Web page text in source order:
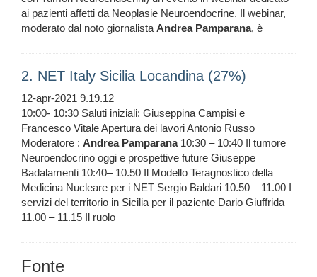
ai pazienti affetti da Neoplasie Neuroendocrine. Il webinar,
moderato dal noto giornalistaAndrea Pamparana, è
2. NET Italy Sicilia Locandina (27%)
12-apr-2021 9.19.12
10:00- 10:30 Saluti iniziali: Giuseppina Campisi e
Francesco Vitale Apertura dei lavori Antonio Russo
Moderatore : Andrea Pamparana10:30 – 10:40 Il tumore
Neuroendocrino oggi e prospettive future Giuseppe
Badalamenti 10:40– 10.50 Il Modello Teragnostico della
Medicina Nucleare per i NET Sergio Baldari 10.50 – 11.00 I
servizi del territorio in Sicilia per il paziente Dario Giuffrida
11.00 – 11.15 Il ruolo
Fonte